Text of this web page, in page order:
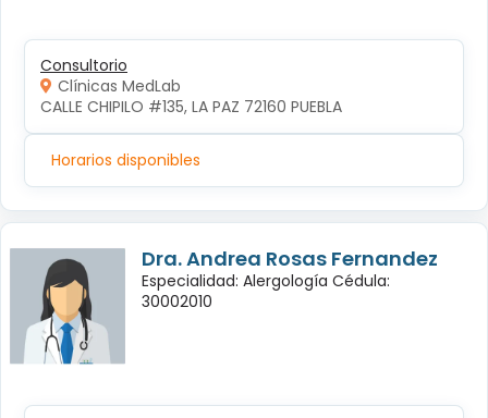
Consultorio
Clínicas MedLab
CALLE CHIPILO #135, LA PAZ 72160 PUEBLA
Horarios disponibles
Dra. Andrea Rosas Fernandez
Especialidad: Alergología Cédula:
30002010